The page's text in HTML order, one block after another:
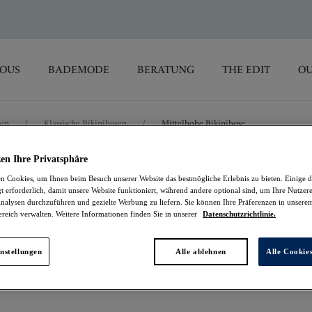
BADEMODE BERATUNG THE EDIT
/ Klassische Bikinihosen / Mittelhohe Bikinihose
Luna Bay
Mittelhohe
Lacquered Black
Ihre Privatsphäre
Cookies, um Ihnen beim Besuch unserer Website das bestmögliche Erlebnis zu bieten. Einige
erforderlich, damit unsere Website funktioniert, während andere optional sind, um Ihre
durchzuführen und gezielte Werbung zu liefern. Sie können Ihre Präferenzen in
verwalten. Weitere Informationen finden Sie in unserer
Datenschutzrichtlinie.
Alle ablehnen Alle